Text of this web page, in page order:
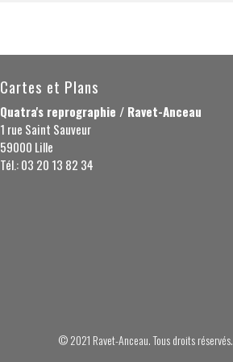
Cartes et Plans
Quatra's reprographie / Ravet-Anceau
1 rue Saint Sauveur
59000 Lille
Tél.: 03 20 13 82 34
© 2021 Ravet-Anceau. Tous droits réservés.